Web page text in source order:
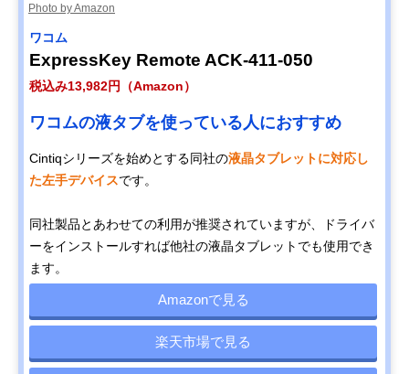
Photo by Amazon
ワコム
ExpressKey Remote ACK-411-050
税込み13,982円（Amazon）
ワコムの液タブを使っている人におすすめ
Cintiqシリーズを始めとする同社の液晶タブレットに対応し
た左手デバイスです。
同社製品とあわせての利用が推奨されていますが、ドライバ
ーをインストールすれば他社の液晶タブレットでも使用でき
ます。
Amazonで見る
楽天市場で見る